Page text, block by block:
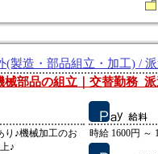
(製造・部品組立・加工) /
械部品の組立｜交替勤務_
り♪機械加工のお
♪
時給 1600円 ～